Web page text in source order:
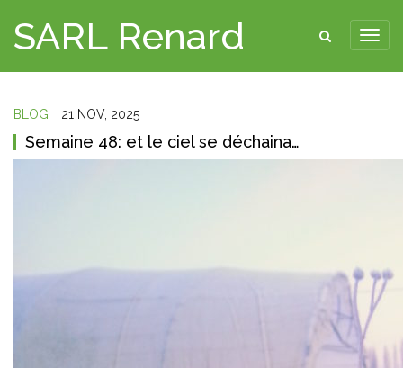
SARL Renard
BLOG 21 NOV, 2025
Semaine 48: et le ciel se déchaina…